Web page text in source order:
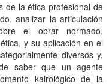
de la ética profesional de
analizar la articulación
el obrar normado,
y su aplicación en el
diversos y,
saber que un agente
kairológico de la